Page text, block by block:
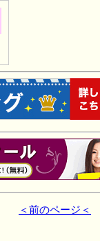
＜前のページ＜